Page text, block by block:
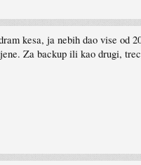
kesa, ja nebih dao vise od
Za backup ili kao drugi,